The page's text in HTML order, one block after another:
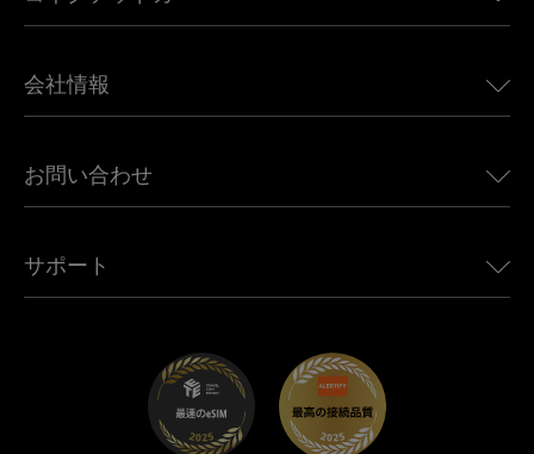
カナダ向けeSIM
アフリカ向けeSIM
すべての目的地を見る
Land Rover向けUbigi
Jeep向けUbigi
Mini向けUbigi
Maserati向けUbigi
会社情報
Ubigi関連プレス
Ubigiアプリ
お問い合わせ
アフェリエイトプログラム
サポート
トラブルシューティング
ヘルプセンター
お問い合わせ先